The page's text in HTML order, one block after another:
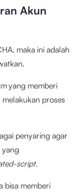
Akun
maka ini adalah
yang memberi
proses
penyaring agar
yang
script.
bisa memberi